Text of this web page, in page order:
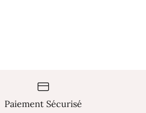
Paiement Sécurisé